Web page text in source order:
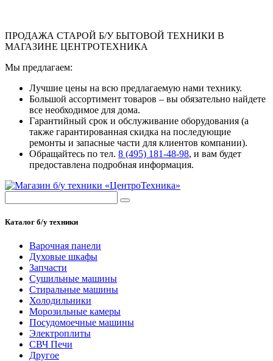
ПРОДАЖА СТАРОЙ Б/У БЫТОВОЙ ТЕХНИКИ В
МАГАЗИНЕ ЦЕНТРОТЕХНИКА
Мы предлагаем:
Лучшие цены на всю предлагаемую нами технику.
Большой ассортимент товаров – вы обязательно найдете
все необходимое для дома.
Гарантийный срок и обслуживание оборудования (а
также гарантированная скидка на последующие
ремонты и запасные части для клиентов компании).
Обращайтесь по тел. 8 (495) 181-48-98, и вам будет
предоставлена подробная информация.
Каталог б/у техники
Варочная панели
Духовые шкафы
Запчасти
Сушильные машины
Стиральные машины
Холодильники
Морозильные камеры
Посудомоечные машины
Электроплиты
СВЧ Печи
Другое